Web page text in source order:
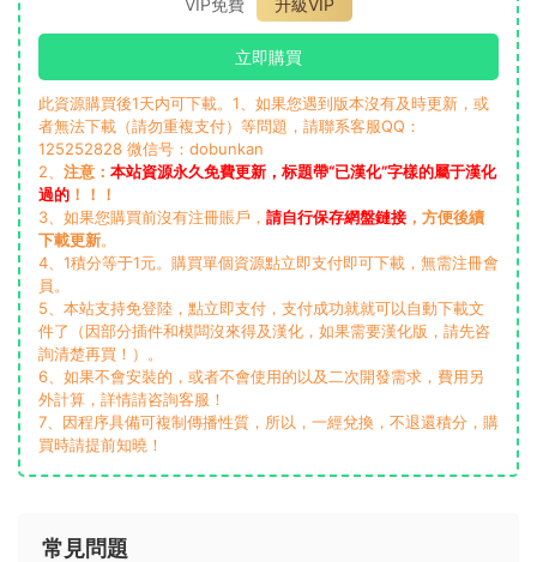
立即購買
此資源購買後1天内可下載。1、如果您遇到版本沒有及時更新，或
者無法下載（請勿重複支付）等問題，請聯系客服QQ：
125252828 微信号：dobunkan
2、 注意： 本站資源永久免費更新，标題帶“已漢化”字樣的屬于漢化
過的 ！！！
3、如果您購買前沒有注冊賬戶， 請自行保存網盤鏈接 ，方便後續
下載更新。
4、1積分等于1元。購買單個資源點立即支付即可下載，無需注冊會
員。
5、本站支持免登陸，點立即支付，支付成功就就可以自動下載文
件了（因部分插件和模闆沒來得及漢化，如果需要漢化版，請先咨
詢清楚再買！）。
6、如果不會安裝的，或者不會使用的以及二次開發需求，費用另
外計算，詳情請咨詢客服！
7、因程序具備可複制傳播性質，所以，一經兌換，不退還積分，購
買時請提前知曉！
常見問題